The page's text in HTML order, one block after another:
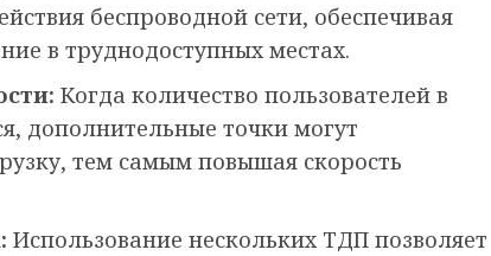
беспроводной сети, обеспечивая
в труднодоступных местах.
Когда количество пользователей в
дополнительные точки могут
тем самым повышая скорость
Использование нескольких ТДП позволяет